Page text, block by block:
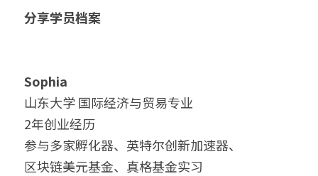
分享学员档案
Sophia
山东大学 国际经济与贸易专业
2年创业经历
参与多家孵化器、英特尔创新加速器、
区块链美元基金、真格基金实习